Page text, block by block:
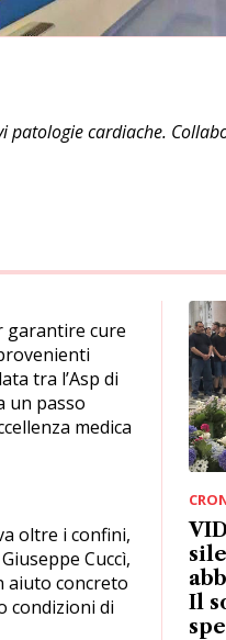
cardiache.
garantire cure
tra l’Asp di
un passo
medica
oltre i confini,
Cuccì,
aiuto concreto
condizioni di
Il